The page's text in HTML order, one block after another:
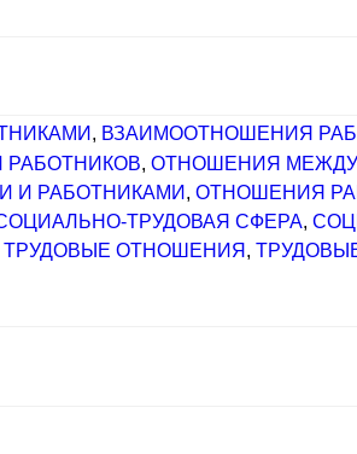
, ВЗАИМООТНОШЕНИЯ
РАБОТНИКОВ,ОТНОШЕНИЯ МЕЖДУ
И РАБОТНИКАМИ ,ОТНОШЕНИЯ
ТРУДОВАЯ СФЕРА,
ТРУДОВЫЕ ОТНОШЕНИЯ ,